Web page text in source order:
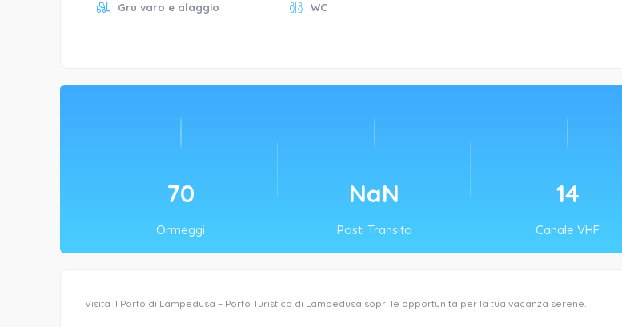
Gru varo e alaggio WC
70
Ormeggi
NaN
Posti Transito
14
Canale VHF
Visita il Porto di Lampedusa – Porto Turistico di Lampedusa sopri le opportunità per la tua vacanza serene.